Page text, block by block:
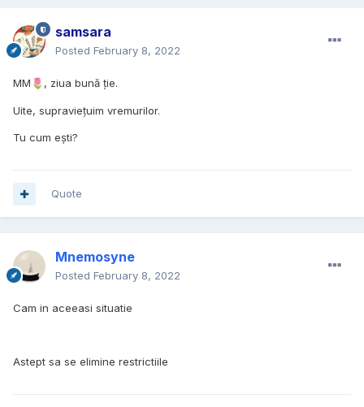
samsara
Posted February 8, 2022
MM 🌷 , ziua bună ție.
Uite, supraviețuim vremurilor.
Tu cum ești?
Quote
Mnemosyne
Posted February 8, 2022
Cam in aceeasi situatie
Astept sa se elimine restrictiile